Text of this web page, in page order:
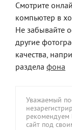
Смотрите
компьютер в
Не забывайте
другие
качества,
раздела фона
Уважаемый
рекомендуем
сайт под